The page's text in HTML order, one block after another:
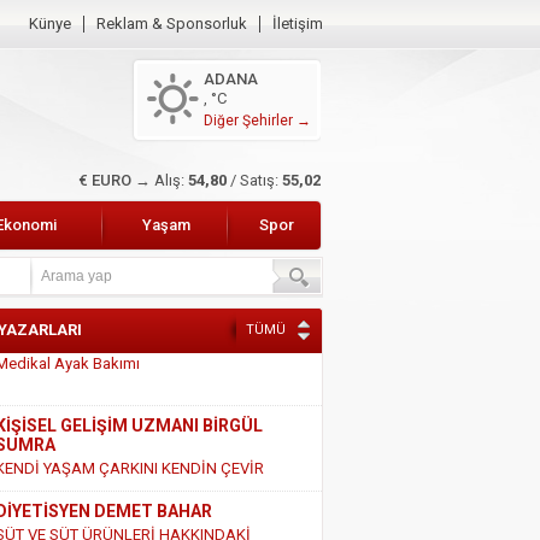
Künye Reklam & Sponsorluk İletişim
ADANA
, °C
Diğer Şehirler →
$ DOLAR → Alış: 47,47 / Satış: 47,66
Yaşam Spor
TÜMÜ
GELİŞİM UZMANI BİRGÜL
YAŞAM ÇARKINI KENDİN ÇEVİR
DİYETİSYEN DEMET BAHAR
SÜT VE SÜT ÜRÜNLERİ HAKKINDAKİ